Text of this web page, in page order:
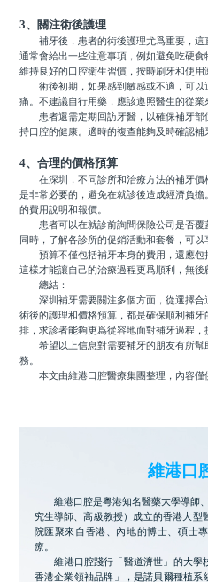
3、關注術後護理
補牙後，患者的術後護理尤爲重要，這
通常會給出一些注意事項，例如避免吃硬食
維持良好的口腔衛生習慣，按時刷牙和使用
術後初期，如果感到敏感或不適，可以
痛。不建議自行用藥，應該遵照醫生的從業
患者還需定期回訪牙醫，以確保補牙部
持口腔的健康。適時的複查能夠及時確認補
4、合理的價格預算
在深圳，不同診所和治療方法的補牙價
是非常必要的，避免在就診後造成經濟負
的費用說明和報價。
患者可以在就診前詢問保險公司是否覆
同時，了解各診所的促銷活動和套餐，可以
預算不僅包括補牙本身的費用，還應包
這樣才能讓自己的治療過程更爲順利，無後
總結：
深圳補牙需要關注多個方面，從選擇合
術後的護理和價格預算，都是確保順利補
排，求診者能夠更爲從容地面對補牙過程，
希望以上信息對需要補牙的朋友有所幫
務。
本文由維港口腔醫療集團整理，內容僅
維港口
維港口腔是粵港知名醫藥大學導師
究生導師、高級教授）成立的香港大型
院匯聚來自香港、內地的博士、碩士
療。
維港口腔踐行「醫道濟世」的大學
香港企業領袖品牌」，是諾貝爾種植系